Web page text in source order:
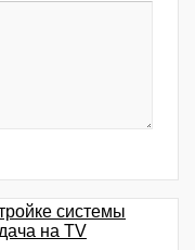
системы
на TV